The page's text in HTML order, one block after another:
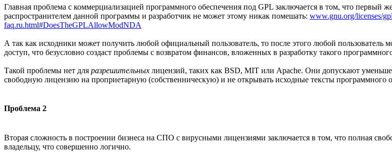
Главная проблема с коммерциализацией программного обеспечения под GPL заключается в том, что первый
распространителем данной программы и разработчик не может этому никак помешать: www.gnu.org/licenses/
faq.ru.html#DoesTheGPLAllowModNDA
А так как исходники может получить любой официальный пользователь, то после этого любой
доступ, что безусловно создаст проблемы с возвратом финансов, вложенных в разработку такого
Такой проблемы нет для разрешительных лицензий, таких как BSD, MIT или Apache. Они допускают
свободную лицензию на проприетарную (собственническую) и не открывать исходные тексты программного
Проблема 2
Вторая сложность в построении бизнеса на СПО с вирусными лицензиями заключается в том, что полная
владельцу, что совершенно логично.